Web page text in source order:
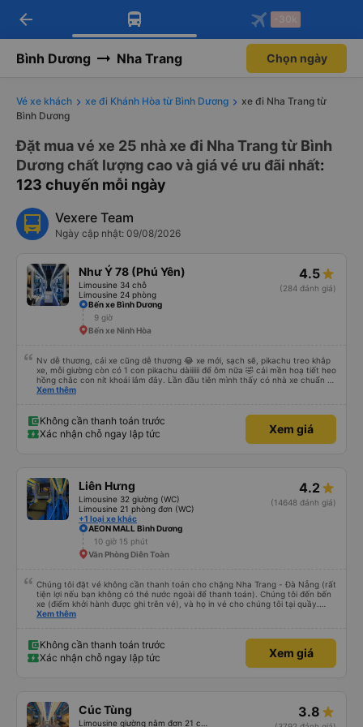
Tải app Vexere ngay!
Nhận ưu đãi thành viên độc
Mở app
Tải app Vexere
-30k/ghế khi đặt vé máy bay qua
Mở app
arrow_back -30k
Bình Dương Nha Trang Chọn ngày
Vé xe khách xe đi Khánh Hòa từ Bình Dương
xe đi Nha Trang từ
Bình Dương
Đặt mua vé xe 25 nhà xe đi Nha Trang từ Bình
Dương chất lượng cao và giá vé ưu đãi nhất:
123 chuyến mỗi ngày
Vexere Team
Ngày cập nhật: 09/08/2026
Như Ý 78 (Phú Yên)
Limousine 34 chỗ
Limousine 24 phòng
4.5
(284 đánh giá)
Bến xe Bình Dương
9 giờ
Bến xe Ninh Hòa
Nv dễ thương, cái xe cũng dễ thương 😂 xe mới, sạch sẽ, pikachu treo khắp
xe, mỗi giường còn có 1 con pikachu dàiiiiii để ôm nữa 🤣 cái mền hoạ tiết heo
hồng chắc con nít khoái lắm đây. Lần đầu tiên mình thấy có nhà xe chuẩn bị
cả bàn chải đánh răng. Có 2 ông bà cụ lên xe còn được nv dẫn tới tận nơi để
Xem thêm
Không cần thanh toán trước
Xác nhận chỗ ngay lập tức
Xem giá
Liên Hưng
Limousine 32 giường (WC)
Limousine 21 phòng đơn (WC)
+1 loại xe khác
4.2
(14648 đánh giá)
AEON MALL Bình Dương
10 giờ 15 phút
Văn Phòng Diên Toàn
Chúng tôi đặt vé không cần thanh toán cho chặng Nha Trang - Đà Nẵng (rất
tiện lợi nếu bạn không có thẻ nước ngoài để thanh toán). Chúng tôi đến bến
xe (điểm khởi hành được ghi trên vé), và họ in vé cho chúng tôi tại quầy.
Chúng tôi cũng quyết định mua vé chiều về trực tiếp tại quầy, vì giá vé trên
ấm hoặc áo khoác mỏng, vì thỉnh thoảng trời khá lạnh, và chăn mền thì hơi
cũ, nhưng vẫn có sẵn. Cổng USB để sạc điện thoại hoạt động tốt, và có giấy
vệ sinh. Mọi thứ khá sạch sẽ. Chúng tôi trở về từ Đà Nẵng (bến xe Đà Nẵng,
được đưa đến ga bằng xe buýt nhỏ. Họ cũng vận chuyển hàng hóa trong
suốt chuyến đi, và có thể sẽ có những điểm dừng chân. Tôi khuyên bạn nên
chọn công ty này và đặt chỗ ngồi VIP.
Xem thêm
Không cần thanh toán trước
Xác nhận chỗ ngay lập tức
Xem giá
Cúc Tùng 3.8